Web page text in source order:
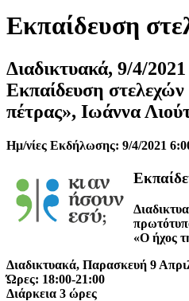
Εκπαίδευση
Διαδικτυακά, 9/4/
Εκπαίδευση
πέτρας», Ιωάννα
Ημ/νίες Εκδήλωσης: 9/4/2021
«Ο ήχος
Διαδικτυακά, Παρασκευή 9
Ώρες: 18:00-21:00
Διάρκεια 3 ώρες